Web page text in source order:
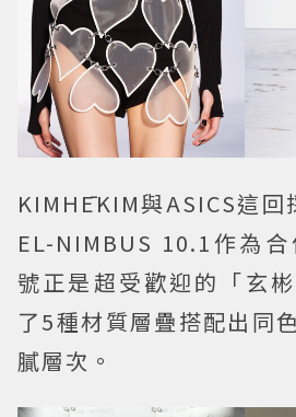
KIMHĒKIM與ASICS這回
EL-NIMBUS 10.1作為
號正是超受歡迎的「玄
了5種材質層疊搭配出同
膩層次。